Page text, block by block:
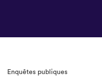
Enquêtes publiques